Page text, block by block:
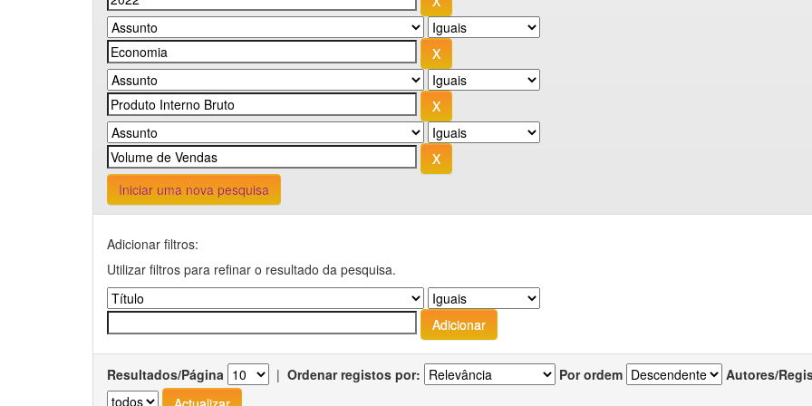
Iniciar uma nova pesquisa
Adicionar filtros:
Utilizar filtros para refinar o resultado da pesquisa.
Resultados/Página | Ordenar registos por: Por ordem Autores/